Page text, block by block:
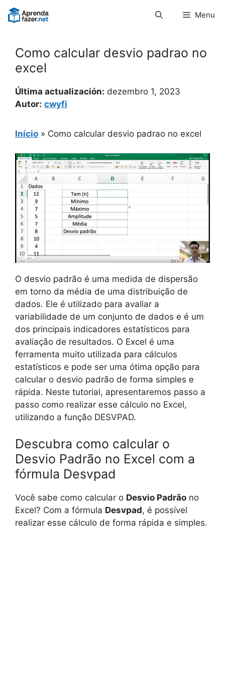
Pular
para
Menu
Como calcular desvio padrao no
excel
Última actualización: dezembro 1, 2023
Autor: cwyfi
Início » Como calcular desvio padrao no excel
O desvio padrão é uma medida de dispersão
em torno da média de uma distribuição de
dados. Ele é utilizado para avaliar a
variabilidade de um conjunto de dados e é um
dos principais indicadores estatísticos para
avaliação de resultados. O Excel é uma
ferramenta muito utilizada para cálculos
estatísticos e pode ser uma ótima opção para
calcular o desvio padrão de forma simples e
rápida. Neste tutorial, apresentaremos passo a
passo como realizar esse cálculo no Excel,
utilizando a função DESVPAD.
Descubra como calcular o
Desvio Padrão no Excel com a
fórmula Desvpad
Você sabe como calcular o Desvio Padrão no
Excel? Com a fórmula Desvpad, é possível
realizar esse cálculo de forma rápida e simples.